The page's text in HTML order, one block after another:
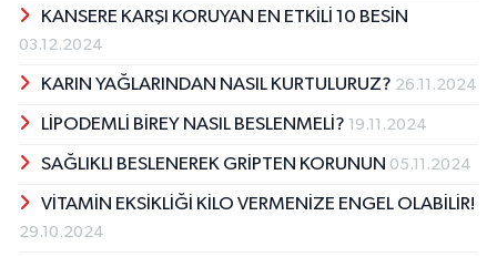
KANSERE KARŞI KORUYAN EN ETKİLİ 10 BESİN
03.12.2024
KARIN YAĞLARINDAN NASIL KURTULURUZ? 26.11.2024
LİPODEMLİ BİREY NASIL BESLENMELİ? 19.11.2024
SAĞLIKLI BESLENEREK GRİPTEN KORUNUN 05.11.2024
VİTAMİN EKSİKLİĞİ KİLO VERMENİZE ENGEL OLABİLİR!
29.10.2024